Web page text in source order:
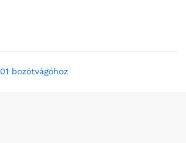
bozótvágóhoz